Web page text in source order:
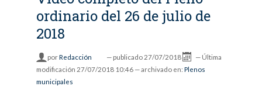
ordinario del 26 de julio de
2018
porRedacción — publicado 27/07/2018 — Última
modificación 27/07/2018 10:46 — archivado en: Plenos
municipales